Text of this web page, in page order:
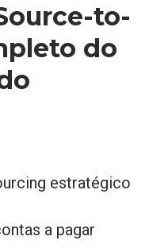
to-
do
estratégico
a pagar